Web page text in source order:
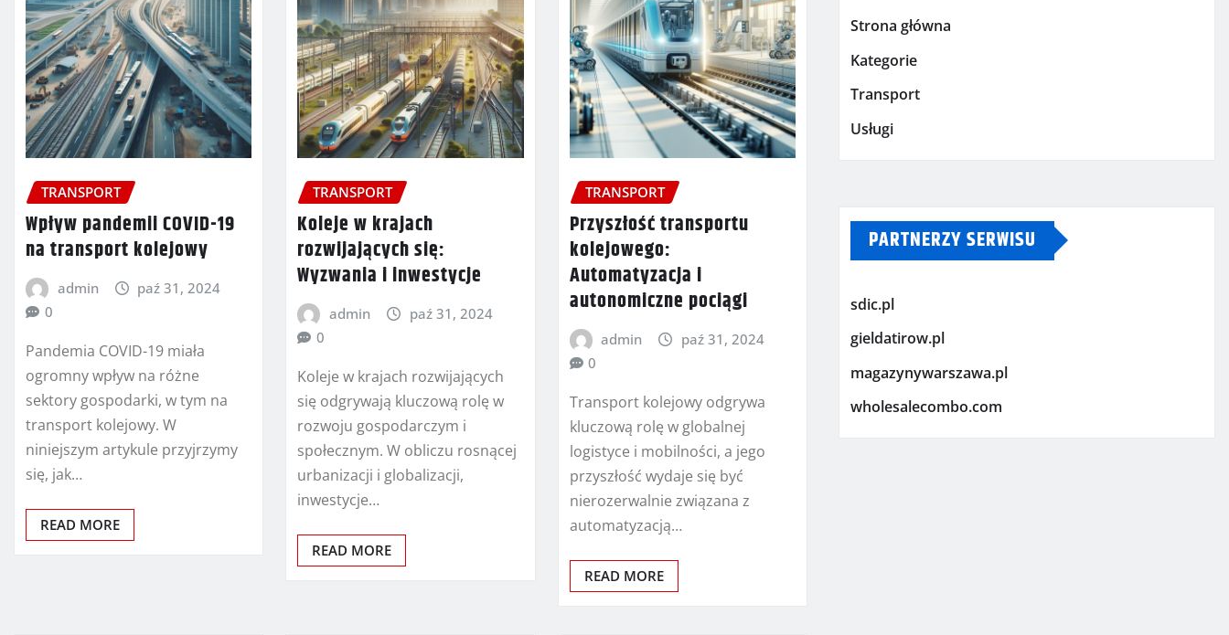
TRANSPORT
Wpływ pandemii COVID-19
na transport kolejowy
admin
paź 31, 2024
0
Pandemia COVID-19 miała
ogromny wpływ na różne
sektory gospodarki, w tym na
transport kolejowy. W
niniejszym artykule przyjrzymy
się, jak…
READ MORE
TRANSPORT
Koleje w krajach
rozwijających się:
Wyzwania i inwestycje
admin
paź 31, 2024
0
Koleje w krajach rozwijających
się odgrywają kluczową rolę w
rozwoju gospodarczym i
społecznym. W obliczu rosnącej
urbanizacji i globalizacji,
inwestycje…
READ MORE
TRANSPORT
Przyszłość transportu
kolejowego:
Automatyzacja i
autonomiczne pociągi
admin
paź 31, 2024
0
Transport kolejowy odgrywa
kluczową rolę w globalnej
logistyce i mobilności, a jego
przyszłość wydaje się być
nierozerwalnie związana z
automatyzacją…
READ MORE
Strona główna
Kategorie
Transport
Usługi
PARTNERZY SERWISU
sdic.pl
gieldatirow.pl
magazynywarszawa.pl
wholesalecombo.com